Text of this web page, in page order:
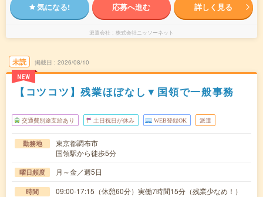
気になる! 応募へ進む 詳しく見る
派遣会社 株式会社ニッソーネット
未読
NEW
掲載日 2026/08/10
【コツコツ】残業ほぼなし▼国領で一般事務
交通費別途支給あり 土日祝日が休み WEB登録OK 派遣
勤務地
東京都調布市
国領駅から徒歩5分
曜日頻度 月～金／週5日
時間 09:00-17:15（休憩60分）実働7時間15分（残業少なめ！）